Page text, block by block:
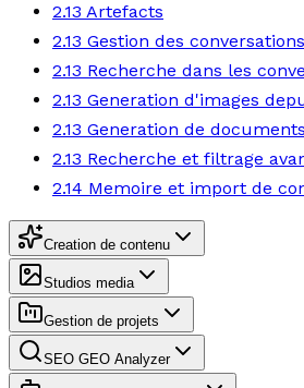
2.13 Artefacts
2.13 Gestion des conversations
2.13 Recherche dans les
2.13 Generation d'images
2.13 Generation de
2.13 Recherche et filtrage
2.14 Memoire et import de
Creation de contenu
Studios media
Gestion de projets
SEO GEO Analyzer